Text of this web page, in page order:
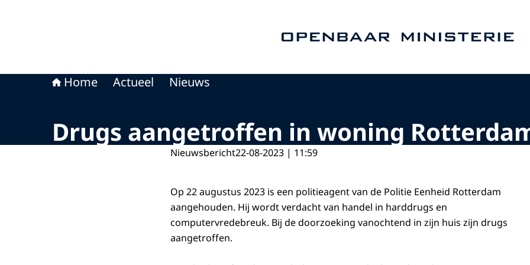
Home Actueel Nieuws
Drugs aangetroffen in woning
Nieuwsbericht22-08-2023 | 11:59
Op 22 augustus 2023 is een politieagent van de Politie Eenheid Rotterdam
aangehouden. Hij wordt verdacht van handel in harddrugs en
computervredebreuk. Bij de doorzoeking vanochtend in zijn huis zijn drugs
aangetroffen.